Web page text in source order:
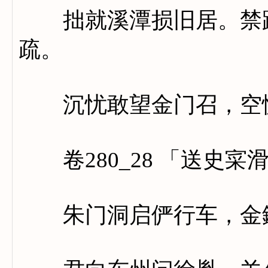
拙就溪潭损旧居。禁
疏。
沉忧敢望金门召，空
卷280_28 「送史寀滑
朱门洞启俨行车，金